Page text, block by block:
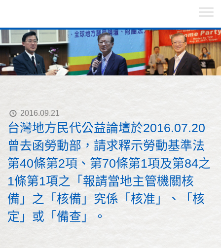
2016.09.21
台灣地方民代公益論壇於2016.07.20
曾去函勞動部，請求釋示勞動基準法
第40條第2項、第70條第1項及第84之
1條第1項之「報請當地主管機關核
備」之「核備」究係「核准」、「核
定」或「備查」。